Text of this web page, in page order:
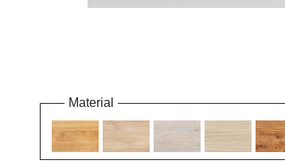
Material